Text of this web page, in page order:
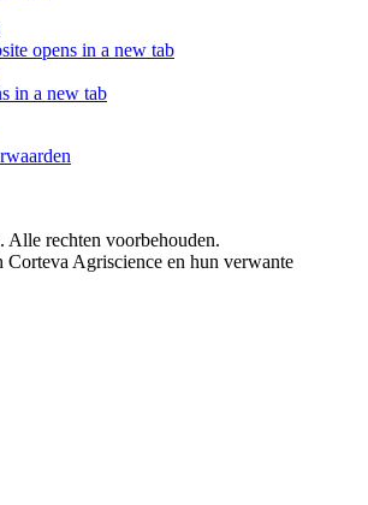
opens in a new tab
in a new tab
rechten voorbehouden.
Agriscience en hun verwante